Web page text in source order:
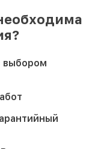
выбором